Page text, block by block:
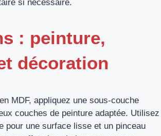
si nécessaire.
: peinture,
décoration
MDF, appliquez une sous‑couche
couches de peinture adaptée. Utilisez
pour une surface lisse et un pinceau